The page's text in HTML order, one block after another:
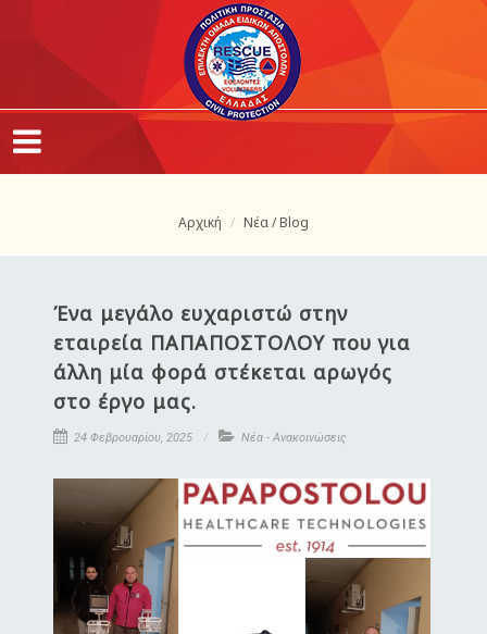
Αρχική Νέα / Blog
Ένα μεγάλο ευχαριστώ στην
εταιρεία ΠΑΠΑΠΟΣΤΟΛΟΥ που για
άλλη μία φορά στέκεται αρωγός
στο έργο μας.
24 Φεβρουαρίου, 2025 Νέα - Ανακοινώσεις